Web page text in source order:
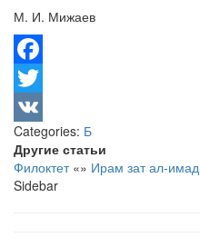
М. И. Мижаев
Facebook
Twitter
VK
Categories: Б
Другие статьи
Филоктет«» Ирам зат ал-имад
Sidebar